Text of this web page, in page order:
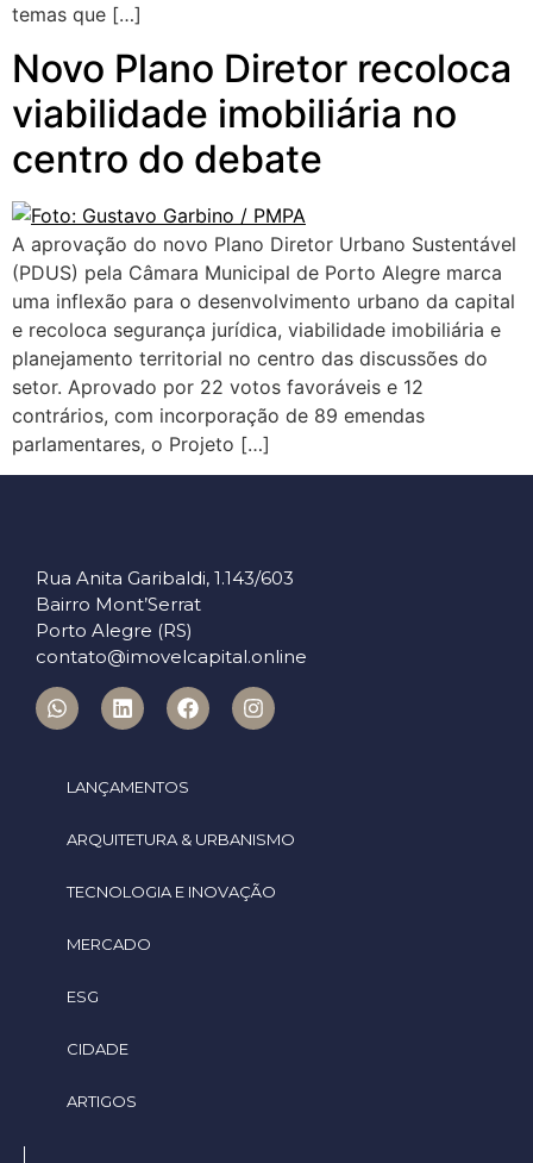
temas que […]
Novo Plano Diretor recoloca
viabilidade imobiliária no
centro do debate
A aprovação do novo Plano Diretor Urbano Sustentável
(PDUS) pela Câmara Municipal de Porto Alegre marca
uma inflexão para o desenvolvimento urbano da capital
e recoloca segurança jurídica, viabilidade imobiliária e
planejamento territorial no centro das discussões do
setor. Aprovado por 22 votos favoráveis e 12
contrários, com incorporação de 89 emendas
parlamentares, o Projeto […]
Rua Anita Garibaldi, 1.143/603
Bairro Mont’Serrat
Porto Alegre (RS)
contato@imovelcapital.online
LANÇAMENTOS
ARQUITETURA & URBANISMO
TECNOLOGIA E INOVAÇÃO
MERCADO
ESG
CIDADE
ARTIGOS